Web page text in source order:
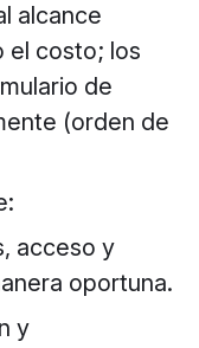
alcance
el costo; los
de
(orden de
acceso y
oportuna.
y